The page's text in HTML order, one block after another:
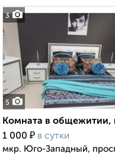
3
5
Комната в общежитии,
1 000 ₽ в сутки
мкр. Юго-Западный,